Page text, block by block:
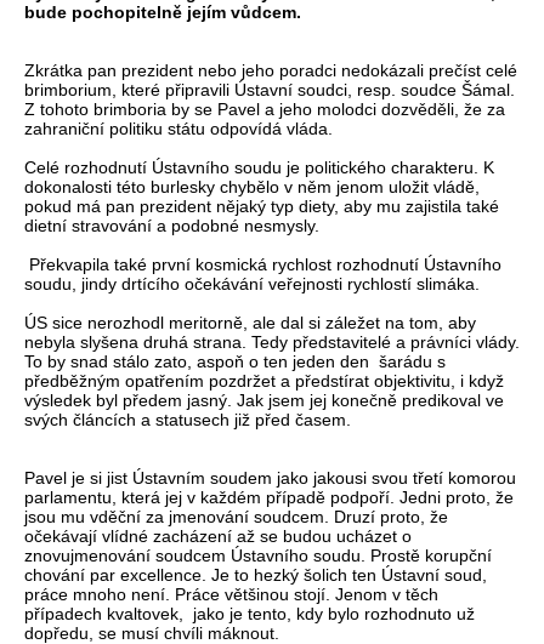
bude pochopitelně jejím vůdcem.
Zkrátka pan prezident nebo jeho poradci nedokázali prečíst celé
brimborium, které připravili Ústavní soudci, resp. soudce Šámal.
Z tohoto brimboria by se Pavel a jeho molodci dozvěděli, že za
zahraniční politiku státu odpovídá vláda.
Celé rozhodnutí Ústavního soudu je politického charakteru. K
dokonalosti této burlesky chybělo v něm jenom uložit vládě,
pokud má pan prezident nějaký typ diety, aby mu zajistila také
dietní stravování a podobné nesmysly.
Překvapila také první kosmická rychlost rozhodnutí Ústavního
soudu, jindy drtícího očekávání veřejnosti rychlostí slimáka.
ÚS sice nerozhodl meritorně, ale dal si záležet na tom, aby
nebyla slyšena druhá strana. Tedy představitelé a právníci vlády.
To by snad stálo zato, aspoň o ten jeden den šarádu s
předběžným opatřením pozdržet a předstírat objektivitu, i když
výsledek byl předem jasný. Jak jsem jej konečně predikoval ve
svých článcích a statusech již před časem.
Pavel je si jist Ústavním soudem jako jakousi svou třetí komorou
parlamentu, která jej v každém případě podpoří. Jedni proto, že
jsou mu vděční za jmenování soudcem. Druzí proto, že
očekávají vlídné zacházení až se budou ucházet o
znovujmenování soudcem Ústavního soudu. Prostě korupční
chování par excellence. Je to hezký šolich ten Ústavní soud,
práce mnoho není. Práce většinou stojí. Jenom v těch
případech kvaltovek, jako je tento, kdy bylo rozhodnuto už
dopředu, se musí chvíli máknout.